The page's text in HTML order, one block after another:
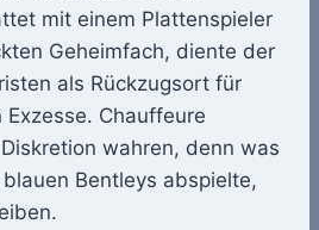
mit einem Plattenspieler
Geheimfach, diente der
als Rückzugsort für
Chauffeure
wahren, denn was
Bentleys abspielte,